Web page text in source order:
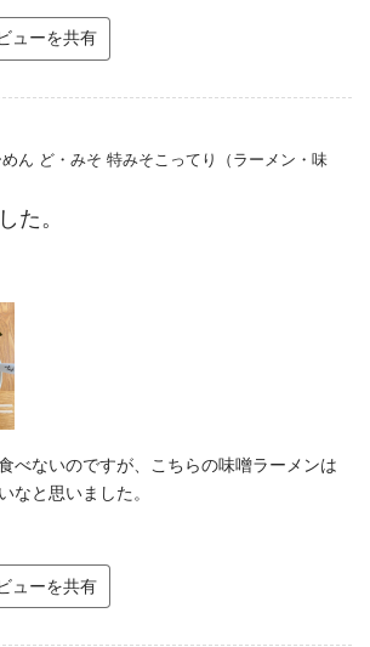
ューを共有
ん ど・みそ 特みそこってり（ラーメン・味
た。
べないのですが、こちらの味噌ラーメンは
なと思いました。
ューを共有